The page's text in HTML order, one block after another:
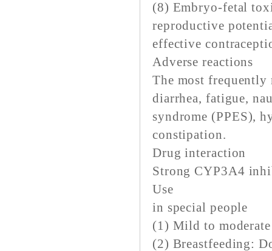
(8) Embryo-fetal
reproductive
effective
Adverse reactions
The most frequently
diarrhea, fatigue,
syndrome (PPES),
constipation.
Drug interaction
Strong CYP3A4
Use
in special people
(1) Mild to
(2) Breastfeeding: